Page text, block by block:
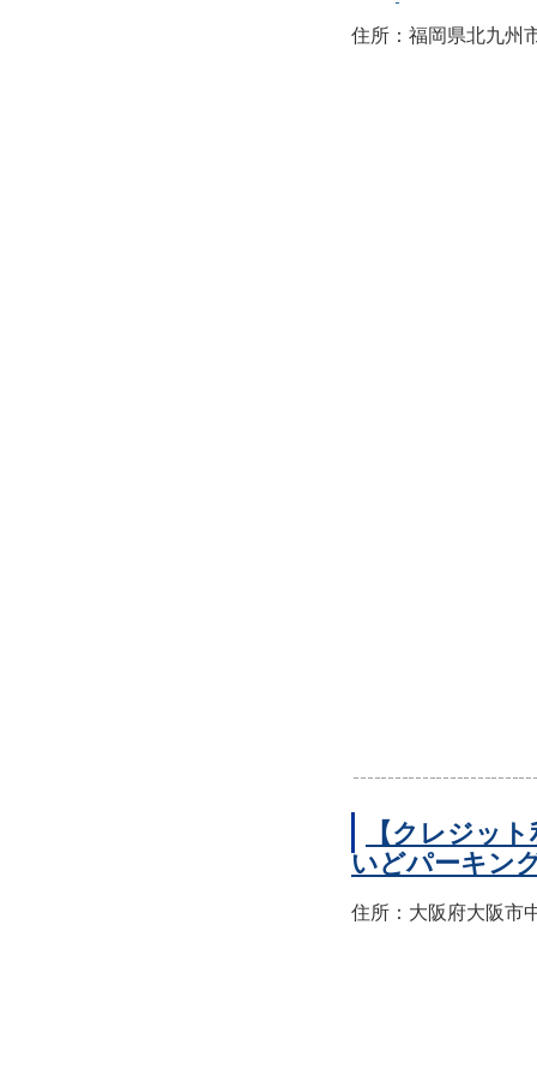
住所：福岡県北九州
【クレジッ
いどパーキン
住所：大阪府大阪市